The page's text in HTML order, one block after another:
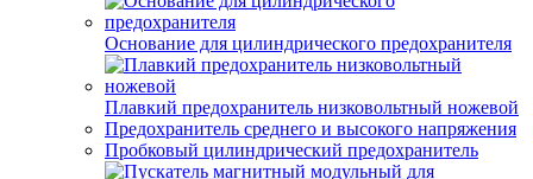
Основание для цилиндрического предохранителя
Плавкий предохранитель низковольтный ножевой
Предохранитель среднего и высокого напряжения
Пробковый цилиндрический предохранитель